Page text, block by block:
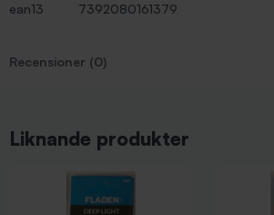
ean13
7392080161379
Recensioner (0)
Liknande produkter